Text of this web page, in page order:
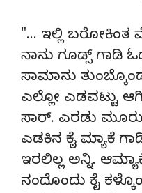
"… ಇಲ್ಲಿ ಬರೋಕಿಂತ
ನಾನು ಗೂಡ್ಸ್ ಗಾಡಿ
ಸಾಮಾನು
ಎಲ್ಲೋ ಎಡವಟ್ಟು
ಸಾರ್. ಎರಡು
ಎಡಕಿನ ಕೈ ಮ್ಯಾಕೆ
ಇರಲಿಲ್ಲ ಅನ್ನಿ.
ನಂದೊಂದು ಕೈ